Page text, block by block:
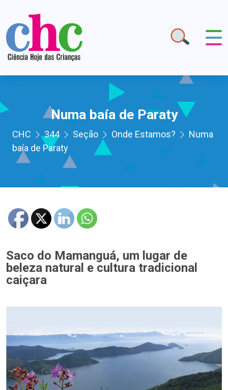
Numa baía de Paraty
CHC 344 Seção Onde Estamos?
Numa
baía de Paraty
Saco do Mamanguá, um lugar de
beleza natural e cultura tradicional
caiçara